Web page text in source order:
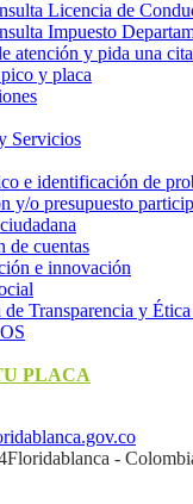
Licencia de
Impuesto
atención y pida una cita
y placa
Servicios
e identificación de
y/o presupuesto
de cuentas
e innovación
de Transparencia y
PLACA
-